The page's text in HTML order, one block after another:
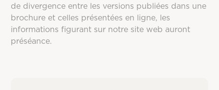
de divergence entre les versions publiées dans une
brochure et celles présentées en ligne, les
informations figurant sur notre site web auront
préséance.